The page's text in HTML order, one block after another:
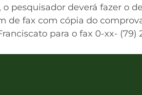
pesquisador deverá fazer o
de fax com cópia do
para o fax 0-xx- (79)